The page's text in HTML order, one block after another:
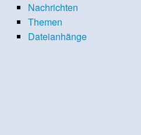
Nachrichten
Themen
Dateianhänge